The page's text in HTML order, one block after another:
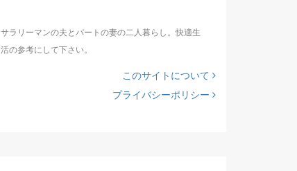
サラリーマンの夫とパートの妻の二人暮らし。快適生
活の参考にして下さい。
このサイトについて
プライバシーポリシー